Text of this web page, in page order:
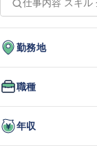
勤務地
職種
年収